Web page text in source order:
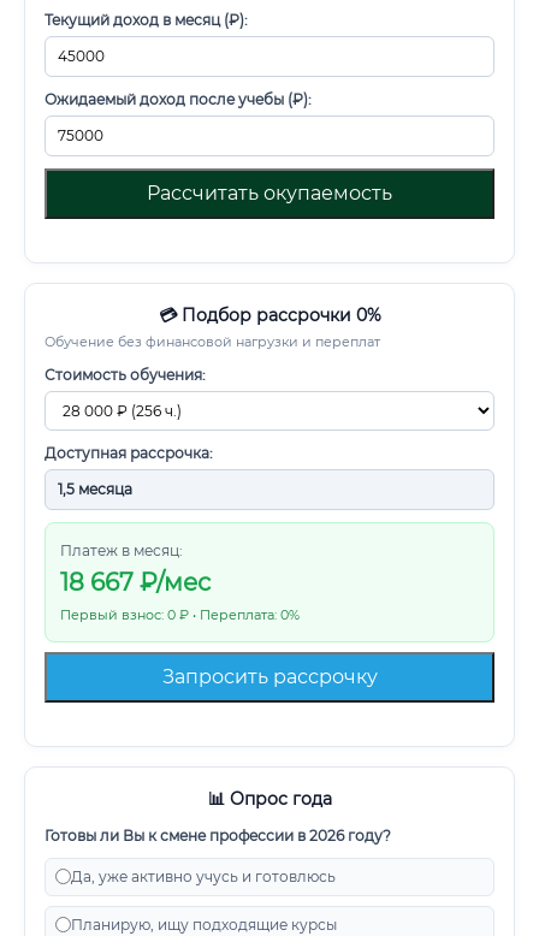
Текущий доход в месяц (₽):
Ожидаемый доход после учебы (₽):
Рассчитать окупаемость
💳 Подбор рассрочки 0%
Обучение без финансовой нагрузки и переплат
Стоимость обучения:
Доступная рассрочка:
Платеж в месяц:
18 667 ₽/мес
Первый взнос: 0 ₽ • Переплата: 0%
Запросить рассрочку
📊 Опрос года
Готовы ли Вы к смене профессии в 2026 году?
Да, уже активно учусь и готовлюсь
Планирую, ищу подходящие курсы